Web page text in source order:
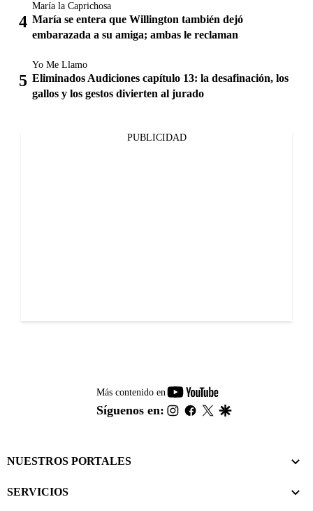
María la Caprichosa
María se entera que Willington también dejó
embarazada a su amiga; ambas le reclaman
Yo Me Llamo
Eliminados Audiciones capítulo 13: la desafinación, los
gallos y los gestos divierten al jurado
PUBLICIDAD
Más contenido en
youtube-
footer
Síguenos en: instagram
facebook
twitter
NUESTROS PORTALES
SERVICIOS